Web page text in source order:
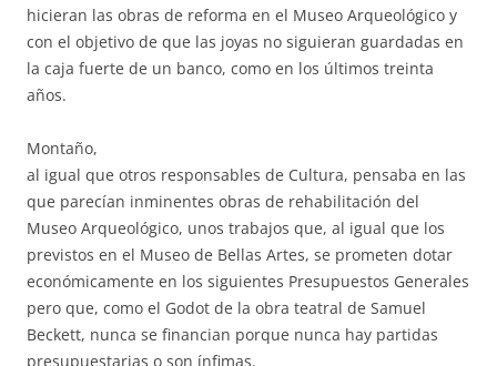
hicieran las obras de reforma en el Museo Arqueológico y
con el objetivo de que las joyas no siguieran guardadas en
la caja fuerte de un banco, como en los últimos treinta
años.
Montaño,
al igual que otros responsables de Cultura, pensaba en las
que parecían inminentes obras de rehabilitación del
Museo Arqueológico, unos trabajos que, al igual que los
previstos en el Museo de Bellas Artes, se prometen dotar
económicamente en los siguientes Presupuestos Generales
pero que, como el Godot de la obra teatral de Samuel
Beckett, nunca se financian porque nunca hay partidas
presupuestarias o son ínfimas.